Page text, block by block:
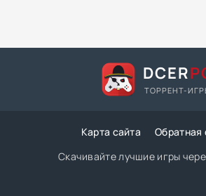
DCER
ТОРРЕНТ-
Карта сайта
Обратная
Скачивайте лучшие игры